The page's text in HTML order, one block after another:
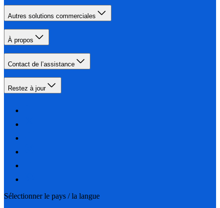
Autres solutions commerciales
À propos
Contact de l’assistance
Restez à jour
Sélectionner le pays / la langue